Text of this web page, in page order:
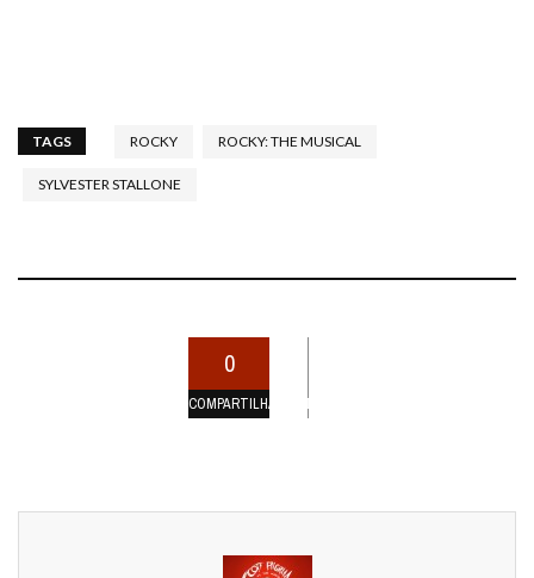
TAGS ROCKY ROCKY: THE MUSICAL
SYLVESTER STALLONE
0
COMPARTILHAMENTOS